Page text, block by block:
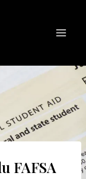
FAFSA